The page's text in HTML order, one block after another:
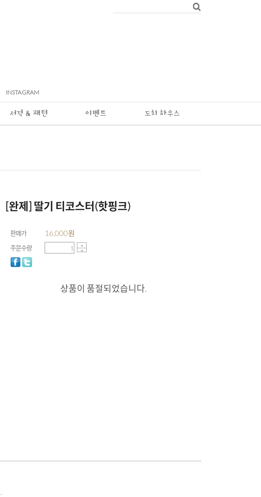
INSTAGRAM
서적 & 패턴 이벤트 도치 하우스
[완제] 딸기 티코스터(핫핑크)
판매가 16,000원
주문수량
상품이 품절되었습니다.